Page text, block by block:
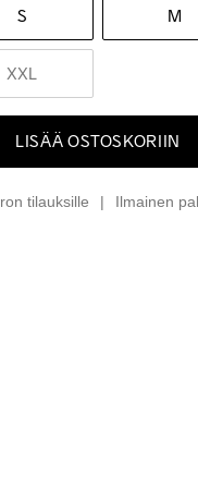
S M
XXL
LISÄÄ OSTOSKORIIN
tilauksille Ilmainen